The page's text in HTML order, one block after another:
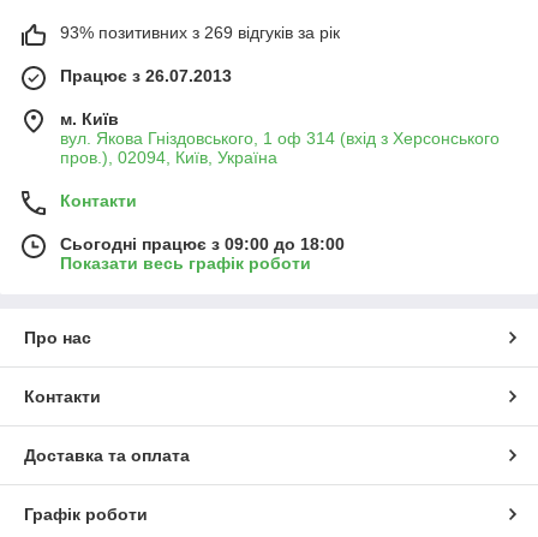
93% позитивних з 269 відгуків за рік
Працює з 26.07.2013
м. Київ
вул. Якова Гніздовського, 1 оф 314 (вхід з Херсонського
пров.), 02094, Київ, Україна
Контакти
Сьогодні працює з 09:00 до 18:00
Показати весь графік роботи
Про нас
Контакти
Доставка та оплата
Графік роботи